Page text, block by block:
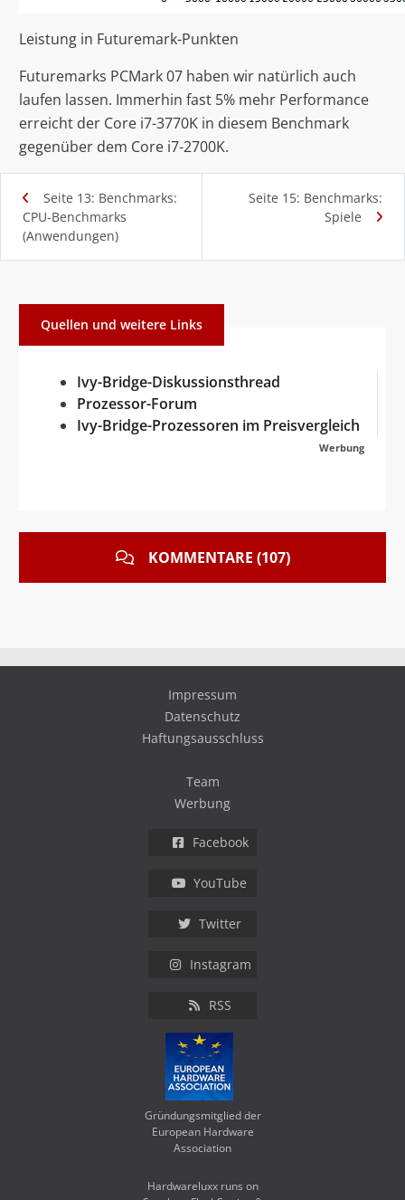
Leistung in Futuremark-Punkten
Futuremarks PCMark 07 haben wir natürlich auch
laufen lassen. Immerhin fast 5% mehr Performance
erreicht der Core i7-3770K in diesem Benchmark
gegenüber dem Core i7-2700K.
Seite 13: Benchmarks:
CPU-Benchmarks
(Anwendungen)
Seite 15: Benchmarks:
Spiele
Quellen und weitere Links
Ivy-Bridge-Diskussionsthread
Prozessor-Forum
Ivy-Bridge-Prozessoren im Preisvergleich
Werbung
KOMMENTARE (107)
Impressum
Datenschutz
Haftungsausschluss
Team
Werbung
Facebook
YouTube
Twitter
Instagram
RSS
Gründungsmitglied der
European Hardware
Association
Hardwareluxx runs on